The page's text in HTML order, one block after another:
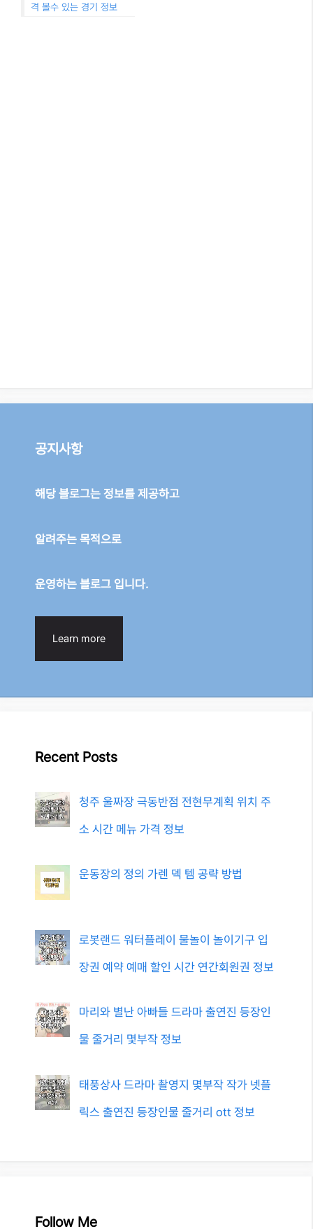
격 볼수 있는 경기 정보
공지사항
해당 블로그는 정보를 제공하고
알려주는 목적으로
운영하는 블로그 입니다.
Learn more
Recent Posts
청주 울짜장 극동반점 전현무계획 위치 주
소 시간 메뉴 가격 정보
운동장의 정의 가렌 덱 템 공략 방법
로봇랜드 워터플레이 물놀이 놀이기구 입
장권 예약 예매 할인 시간 연간회원권 정보
마리와 별난 아빠들 드라마 출연진 등장인
물 줄거리 몇부작 정보
태풍상사 드라마 촬영지 몇부작 작가 넷플
릭스 출연진 등장인물 줄거리 ott 정보
Follow Me